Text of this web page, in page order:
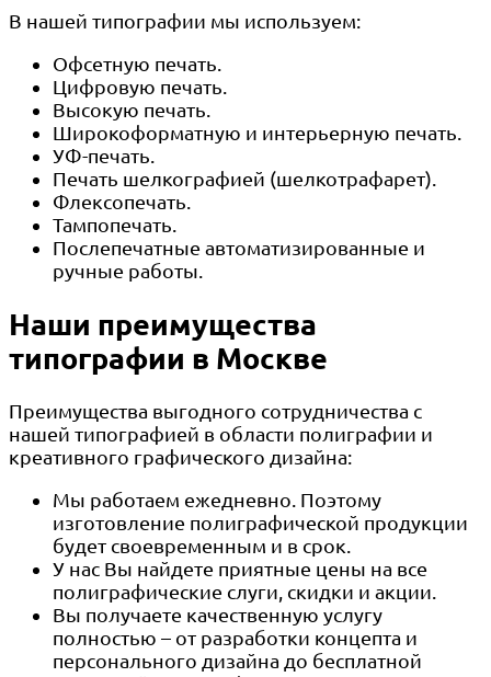
В нашей типографии мы используем:
Офсетную печать.
Цифровую печать.
Высокую печать.
Широкоформатную и интерьерную печать.
УФ-печать.
Печать шелкографией (шелкотрафарет).
Флексопечать.
Тампопечать.
Послепечатные автоматизированные и
ручные работы.
Наши преимущества
типографии в Москве
Преимущества выгодного сотрудничества с
нашей типографией в области полиграфии и
креативного графического дизайна:
Мы работаем ежедневно. Поэтому
изготовление полиграфической продукции
будет своевременным и в срок.
У нас Вы найдете приятные цены на все
полиграфические слуги, скидки и акции.
Вы получаете качественную услугу
полностью – от разработки концепта и
персонального дизайна до бесплатной